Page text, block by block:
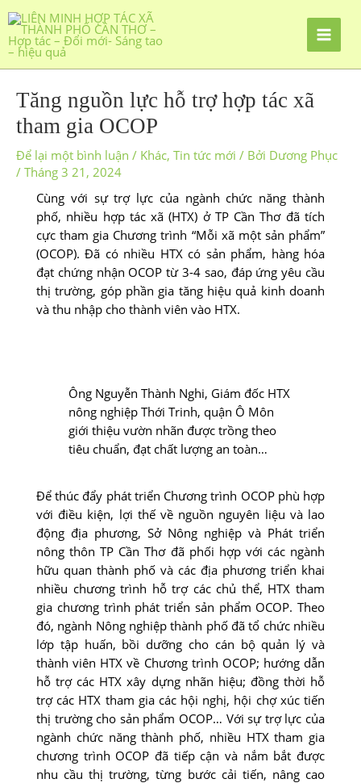
Tăng nguồn lực hỗ trợ hợp tác xã
tham gia OCOP
Để lại một bình luận / Khác, Tin tức mới / Bởi Dương Phục
/ Tháng 3 21, 2024
Cùng với sự trợ lực của ngành chức năng thành
phố, nhiều hợp tác xã (HTX) ở TP Cần Thơ đã tích
cực tham gia Chương trình “Mỗi xã một sản phẩm”
(OCOP). Ðã có nhiều HTX có sản phẩm, hàng hóa
đạt chứng nhận OCOP từ 3-4 sao, đáp ứng yêu cầu
thị trường, góp phần gia tăng hiệu quả kinh doanh
và thu nhập cho thành viên vào HTX.
Ông Nguyễn Thành Nghi, Giám đốc HTX
nông nghiệp Thới Trinh, quận Ô Môn
giới thiệu vườn nhãn được trồng theo
tiêu chuẩn, đạt chất lượng an toàn…
Ðể thúc đẩy phát triển Chương trình OCOP phù hợp
với điều kiện, lợi thế về nguồn nguyên liệu và lao
động địa phương, Sở Nông nghiệp và Phát triển
nông thôn TP Cần Thơ đã phối hợp với các ngành
hữu quan thành phố và các địa phương triển khai
nhiều chương trình hỗ trợ các chủ thể, HTX tham
gia chương trình phát triển sản phẩm OCOP. Theo
đó, ngành Nông nghiệp thành phố đã tổ chức nhiều
lớp tập huấn, bồi dưỡng cho cán bộ quản lý và
thành viên HTX về Chương trình OCOP; hướng dẫn
hỗ trợ các HTX xây dựng nhãn hiệu; đồng thời hỗ
trợ các HTX tham gia các hội nghị, hội chợ xúc tiến
thị trường cho sản phẩm OCOP… Với sự trợ lực của
ngành chức năng thành phố, nhiều HTX tham gia
chương trình OCOP đã tiếp cận và nắm bắt được
nhu cầu thị trường, từng bước cải tiến, nâng cao